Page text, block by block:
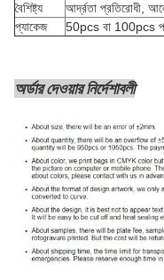
বৈশিষ্ট্য
আর্দ্রতা প্রতিরোধী,
প্যাকেজ
50pcs বা 100pcs
অর্ডার দেওয়ার নির্দেশাবলী